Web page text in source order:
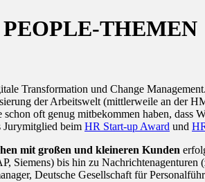
THEMEN
Transformation und Change
der Arbeitswelt (mittlerweile an der
oft genug mitbekommen haben, dass
Jurymitglied beim HR Start-up Award und
mit großen und kleineren Kunden
bis hin zu Nachrichtenagenturen
Deutsche Gesellschaft für